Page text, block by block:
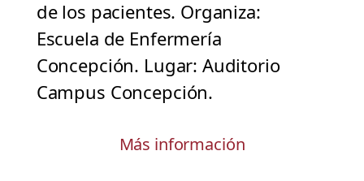
de los pacientes. Organiza:
Escuela de Enfermería
Concepción. Lugar: Auditorio
Campus Concepción.
Más información